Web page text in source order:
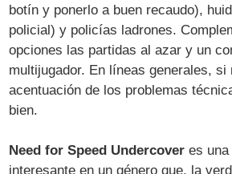
botín y ponerlo a buen recaudo),
policial) y policías ladrones.
opciones las partidas al azar y un
multijugador. En líneas generales, si
acentuación de los problemas
bien.
Need for Speed Undercover es
interesante en un género que, la